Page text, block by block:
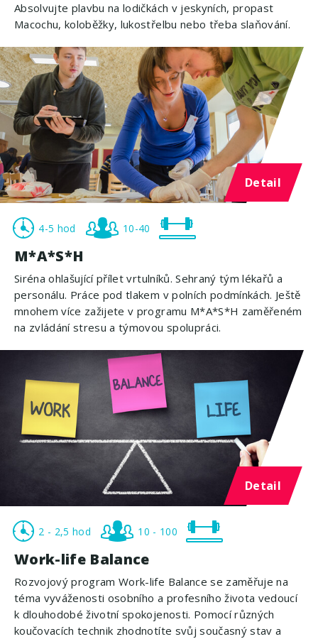
Absolvujte plavbu na lodičkách v jeskyních, propast
Macochu, koloběžky, lukostřelbu nebo třeba slaňování.
Detail
4-5 hod 10-40
M*A*S*H
Siréna ohlašující přílet vrtulníků. Sehraný tým lékařů a
personálu. Práce pod tlakem v polních podmínkách. Ještě
mnohem více zažijete v programu M*A*S*H zaměřeném
na zvládání stresu a týmovou spolupráci.
Detail
2 - 2,5 hod 10 - 100
Work-life Balance
Rozvojový program Work-life Balance se zaměřuje na
téma vyváženosti osobního a profesního života vedoucí
k dlouhodobé životní spokojenosti. Pomocí různých
koučovacích technik zhodnotíte svůj současný stav a